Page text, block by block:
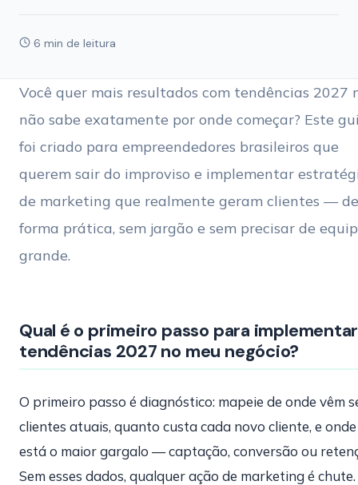
6 min de leitura
Você quer mais resultados com tendências 2027
não sabe exatamente por onde começar? Este
foi criado para empreendedores brasileiros que
querem sair do improviso e implementar
de marketing que realmente geram clientes — de
forma prática, sem jargão e sem precisar de
grande.
Qual é o primeiro passo para implementar
tendências 2027 no meu negócio?
O primeiro passo é diagnóstico: mapeie de onde vêm
clientes atuais, quanto custa cada novo cliente, e onde
está o maior gargalo — captação, conversão ou
Sem esses dados, qualquer ação de marketing é chute.